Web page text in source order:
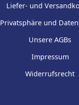
Liefer- und
Privatsphäre und
Unsere AGBs
Impressum
Widerrufsrecht